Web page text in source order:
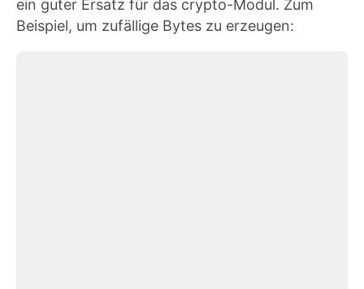
ein guter Ersatz für das crypto-Modul. Zum
Beispiel, um zufällige Bytes zu erzeugen: